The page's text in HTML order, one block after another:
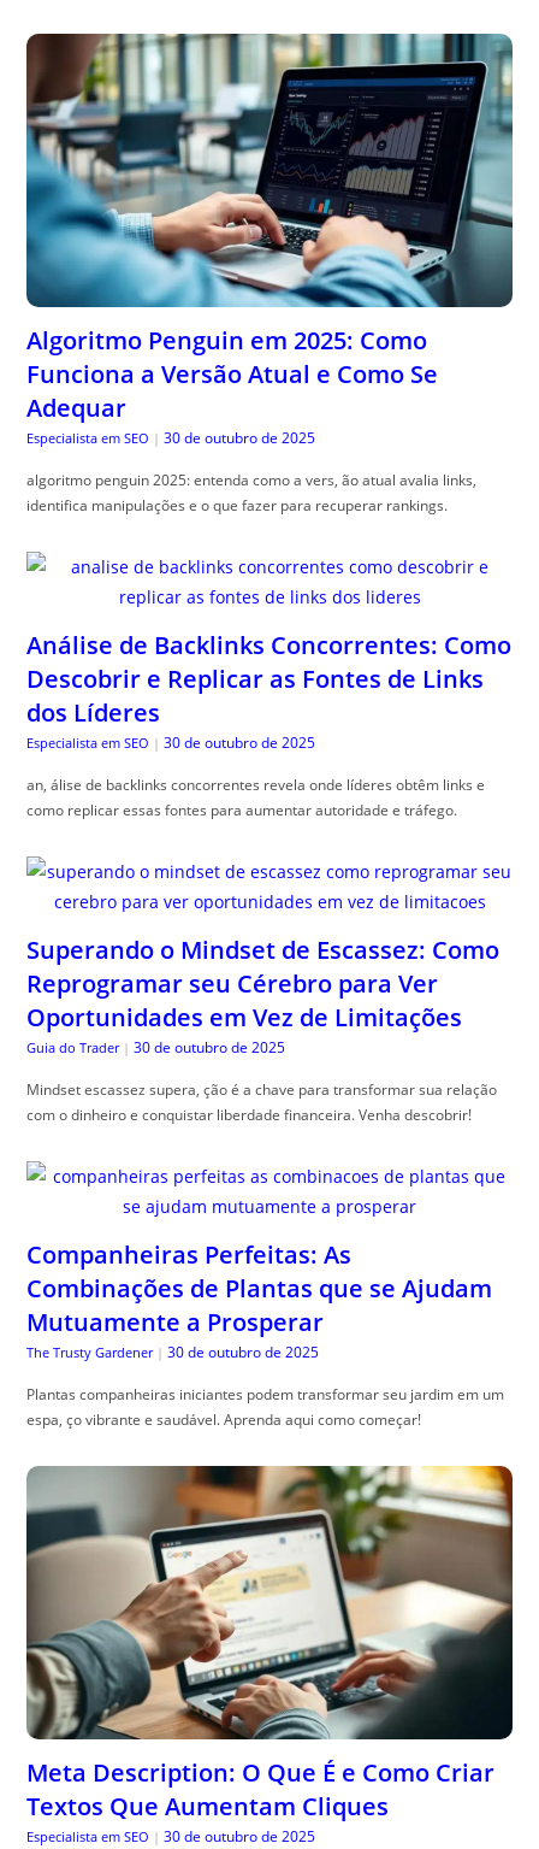
Algoritmo Penguin em 2025: Como
Funciona a Versão Atual e Como Se
Adequar
Especialista em SEO | 30 de outubro de 2025
algoritmo penguin 2025: entenda como a vers, ão atual avalia links,
identifica manipulações e o que fazer para recuperar rankings.
Análise de Backlinks Concorrentes: Como
Descobrir e Replicar as Fontes de Links
dos Líderes
Especialista em SEO | 30 de outubro de 2025
an, álise de backlinks concorrentes revela onde líderes obtêm links e
como replicar essas fontes para aumentar autoridade e tráfego.
Superando o Mindset de Escassez: Como
Reprogramar seu Cérebro para Ver
Oportunidades em Vez de Limitações
Guia do Trader | 30 de outubro de 2025
Mindset escassez supera, ção é a chave para transformar sua relação
com o dinheiro e conquistar liberdade financeira. Venha descobrir!
Companheiras Perfeitas: As
Combinações de Plantas que se Ajudam
Mutuamente a Prosperar
The Trusty Gardener | 30 de outubro de 2025
Plantas companheiras iniciantes podem transformar seu jardim em um
espa, ço vibrante e saudável. Aprenda aqui como começar!
Meta Description: O Que É e Como Criar
Textos Que Aumentam Cliques
Especialista em SEO | 30 de outubro de 2025